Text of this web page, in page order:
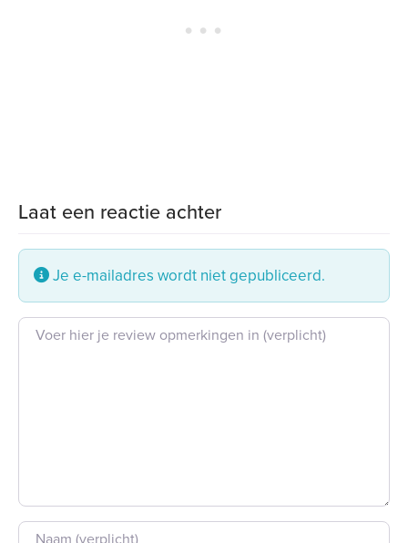
Laat een reactie achter
Je e-mailadres wordt niet gepubliceerd.
Beoordeling tekst
Naam